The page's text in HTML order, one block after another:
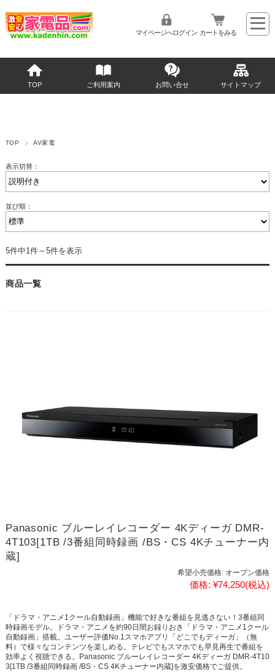
マイページへログイン カートをみる
TOP ご利用案内 お問い合せ サイトマップ
TOP AV家電
表示切替：
並び順：
5件中1件～5件を表示
商品一覧
Panasonic ブルーレイレコーダー 4Kディーガ DMR-
4T103[1TB /3番組同時録画 /BS・CS 4Kチューナー内
蔵]
希望小売価格: オープン価格
価格: ¥74,250(税込)
「ドラマ・アニメ1クール自動録画」機能で好きな番組を見逃さない！3番組同
時録画モデル。ドラマ・アニメを約90日間お録りおき「ドラマ・アニメ1クール
自動録画」搭載。ユーザー評価No.1スマホアプリ「どこでもディーガ」（無
料）で様々なコンテンツを楽しめる。テレビでもスマホでも早見再生で番組を
効率よく視聴できる。Panasonic ブルーレイレコーダー 4Kディーガ DMR-4T10
3[1TB /3番組同時録画 /BS・CS 4Kチューナー内蔵]を激安価格でご提供。